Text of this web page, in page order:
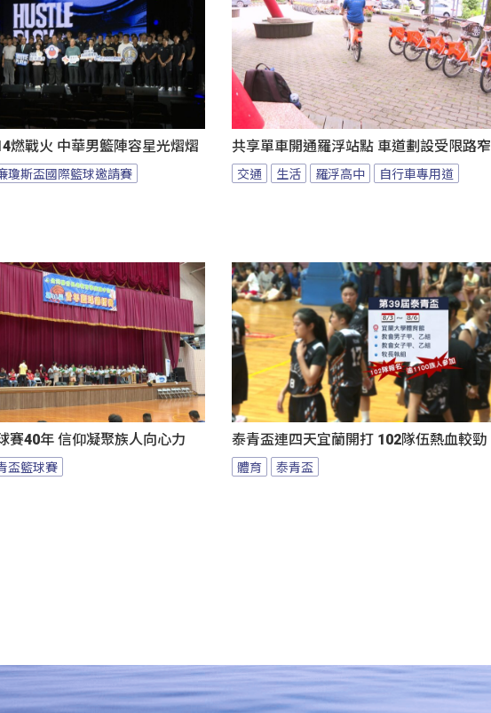
燃戰火 中華男籃陣容星光熠熠
瓊斯盃國際籃球邀請賽
共享單車開通羅浮站點 車道劃設受限路窄
交通 生活 羅浮高中 自行車專用道
賽40年 信仰凝聚族人向心力
盃籃球賽
泰青盃連四天宜蘭開打 102隊伍熱血較勁
體育 泰青盃